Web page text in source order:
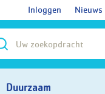
Inloggen Nieuws
Duurzaam